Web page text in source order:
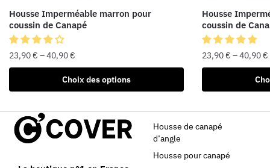
Housse Imperméable marron pour
coussin de Canapé
23,90€ –40,90€
Choix des options
Housse
coussin de
23,90€ –40,90€
Housse de canapé
d’angle
Housse pour canapé